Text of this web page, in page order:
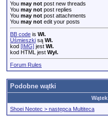
You may not post new threads
You may not post replies
You may not post attachments
You may not edit your posts
BB code is Wł.
Uśmieszki są Wł.
kod [IMG] jest Wł.
kod HTML jest Wył.
Forum Rules
Podobne wątki
Wątek
Shoei Neotec > następca Multiteca